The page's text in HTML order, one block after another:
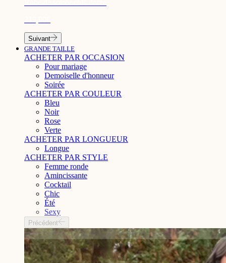
Suivant
GRANDE TAILLE
ACHETER PAR OCCASION
Pour mariage
Demoiselle d'honneur
Soirée
ACHETER PAR COULEUR
Bleu
Noir
Rose
Verte
ACHETER PAR LONGUEUR
Longue
ACHETER PAR STYLE
Femme ronde
Amincissante
Cocktail
Chic
Été
Sexy
Précédent